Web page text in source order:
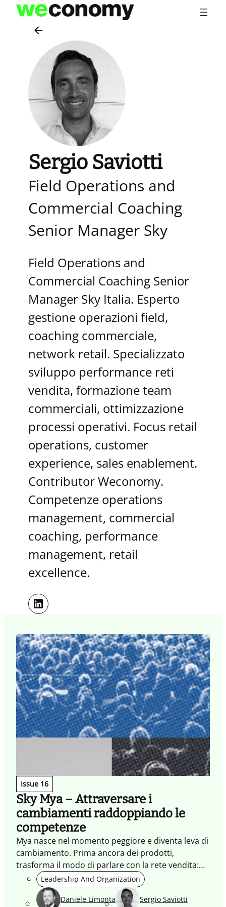
Vai
Sergio Saviotti
Field Operations and
Commercial Coaching
Senior Manager Sky
Field Operations and
Commercial Coaching Senior
Manager Sky Italia. Esperto
gestione operazioni field,
coaching commerciale,
network retail. Specializzato
sviluppo performance reti
vendita, formazione team
commerciali, ottimizzazione
processi operativi. Focus retail
operations, customer
experience, sales enablement.
Contributor Weconomy.
Competenze operations
management, commercial
coaching, performance
management, retail
excellence.
LinkedIn
Issue 16
Sky Mya – Attraversare i
cambiamenti raddoppiando le
competenze
Mya nasce nel momento peggiore e diventa leva di
cambiamento. Prima ancora dei prodotti,
trasforma il modo di parlare con la rete vendita:
meno mail, più relazione. In piena pandemia crea
appartenenza, fiducia, voce. Poi accelera
l’adozione di Sky Wifi e Sky Glass. La community
Leadership And Organization
Daniele Limonta Sergio Saviotti